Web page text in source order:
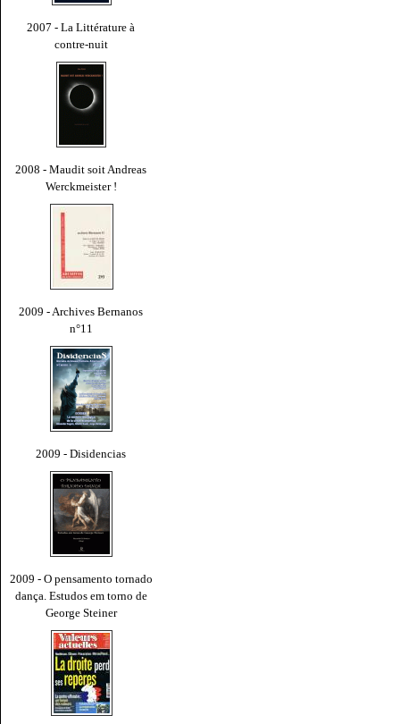
2007 - La Littérature à
contre-nuit
2008 - Maudit soit Andreas
Werckmeister !
2009 - Archives Bernanos
n°11
2009 - Disidencias
2009 - O pensamento tornado
dança. Estudos em torno de
George Steiner